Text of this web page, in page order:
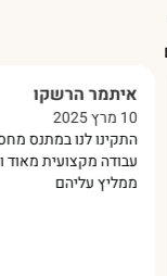
איתמר הרשקו
התקינו לנו במתנס מחסן
עבודה מקצועית מאוד
ממליץ עליהם